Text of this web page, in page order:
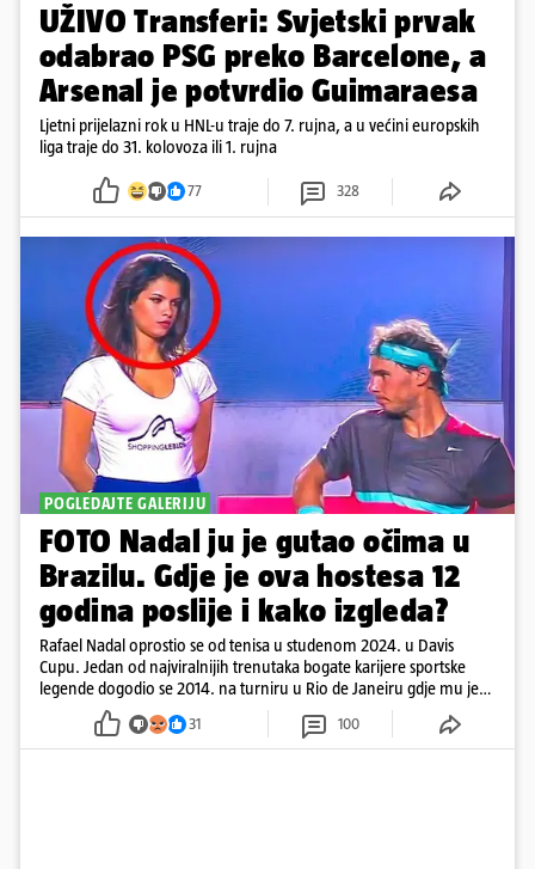
UŽIVO Transferi: Svjetski prvak
odabrao PSG preko Barcelone, a
Arsenal je potvrdio Guimaraesa
Ljetni prijelazni rok u HNL-u traje do 7. rujna, a u većini europskih
liga traje do 31. kolovoza ili 1. rujna
77 328
POGLEDAJTE GALERIJU
FOTO Nadal ju je gutao očima u
Brazilu. Gdje je ova hostesa 12
godina poslije i kako izgleda?
Rafael Nadal oprostio se od tenisa u studenom 2024. u Davis
Cupu. Jedan od najviralnijih trenutaka bogate karijere sportske
legende dogodio se 2014. na turniru u Rio de Janeiru gdje mu je
pažnju odvlačila ljepotica iza klupe
31 100